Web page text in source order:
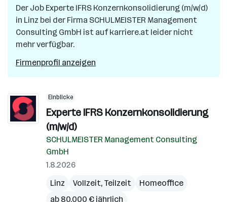
in
Oberösterreich
Der Job Experte IFRS Konzernkonsolidierung (m/w/d)
in Linz bei der Firma SCHULMEISTER Management
Consulting GmbH ist auf karriere.at leider nicht
mehr verfügbar.
Firmenprofil anzeigen
Einblicke
Experte IFRS Konzernkonsolidierung
(m/w/d)
SCHULMEISTER Management Consulting
GmbH
1.8.2026
Linz
Vollzeit, Teilzeit
Homeoffice
ab 80.000 € jährlich